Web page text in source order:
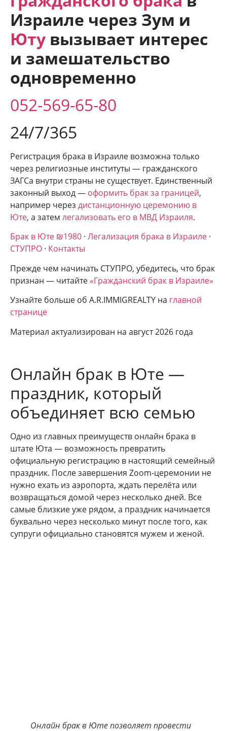
Израиле через Зум и
Юту вызывает интерес
и замешательство
одновременно
052-569-65-80
24/7/365
Регистрация брака в Израиле возможна только
через религиозные институты — гражданского
ЗАГСа внутри страны не существует. Единственный
законный выход — оформить брак за границей,
например через дистанционную церемонию в
Юте, а затем легализовать его в МВД Израиля.
Брак в Юте ₪1980 · Легализация брака в Израиле ·
СТУПРО · Контакты
Прежде чем начинать СТУПРО, убедитесь, что брак
признан — читайте «Гражданский брак в Израиле»
Узнайте больше об A.R.IMMIGREALTY на главной
странице
Материал актуализирован на август 2026 года
Онлайн брак в Юте —
праздник, который
объединяет всю семью
Одно из главных преимуществ онлайн брака в
штате Юта — возможность превратить
официальную регистрацию в настоящий семейный
праздник. После завершения Zoom-церемонии не
нужно ехать из аэропорта, ждать перелёта или
возвращаться домой через несколько дней. Все
самые близкие уже рядом, а праздник начинается
буквально через несколько минут после того, как
супруги официально становятся мужем и женой.
Онлайн брак в Юте позволяет провести